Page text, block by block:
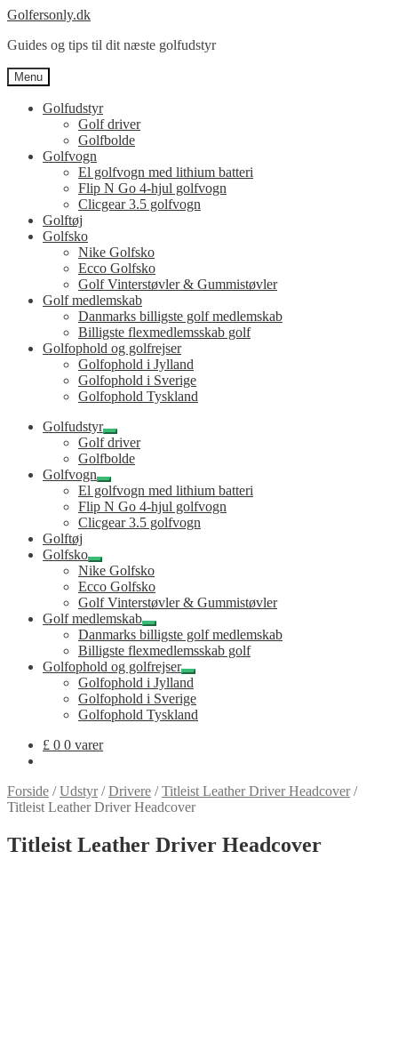
Spring
navigation
Spring
indhold
Golfersonly.dk
Guides og tips til dit næste golfudstyr
Menu
Golfudstyr
Golf driver
Golfbolde
Golfvogn
El golfvogn med lithium batteri
Flip N Go 4-hjul golfvogn
Clicgear 3.5 golfvogn
Golftøj
Golfsko
Nike Golfsko
Ecco Golfsko
Golf Vinterstøvler & Gummistøvler
Golf medlemskab
Danmarks billigste golf medlemskab
Billigste flexmedlemsskab golf
Golfophold og golfrejser
Golfophold i Jylland
Golfophold i Sverige
Golfophold Tyskland
Golfudstyr
Udfold
undermenu
Golf driver
Golfbolde
Golfvogn
Udfold
undermenu
El golfvogn med lithium batteri
Flip N Go 4-hjul golfvogn
Clicgear 3.5 golfvogn
Golftøj
Golfsko
Udfold
undermenu
Nike Golfsko
Ecco Golfsko
Golf Vinterstøvler & Gummistøvler
Golf medlemskab
Udfold
undermenu
Danmarks billigste golf medlemskab
Billigste flexmedlemsskab golf
Golfophold og golfrejser
Udfold
undermenu
Golfophold i Jylland
Golfophold i Sverige
Golfophold Tyskland
£ 0 0 varer
Forside /Udstyr/Drivere /Titleist Leather Driver Headcover/
Titleist Leather Driver Headcover
Titleist Leather Driver Headcover